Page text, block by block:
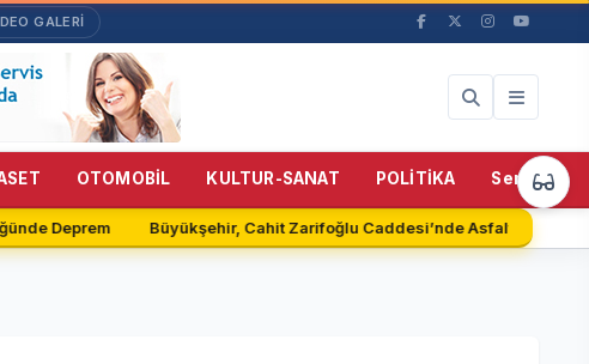
GALERİ
OTOMOBİL KULTUR-SANAT POLİTİKA Servisler
Deprem Büyükşehir, Cahit Zarifoğlu Caddesi’nde Asfalt Serimine